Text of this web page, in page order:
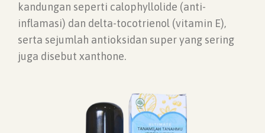
kandungan seperti calophyllolide (anti-
inflamasi) dan delta-tocotrienol (vitamin E),
serta sejumlah antioksidan super yang sering
juga disebut xanthone.